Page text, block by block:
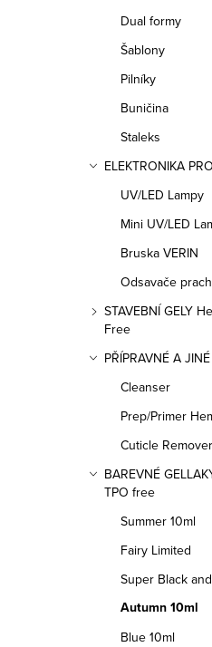
Dual formy
Šablony
Pilníky
Buničina
Staleks
ELEKTRONIKA
UV/LED Lampy
Mini UV/LED
Bruska VERIN
Odsavače
STAVEBNÍ GELY
Free
PŘÍPRAVNÉ A
Cleanser
Prep/Primer
Cuticle Remover
BAREVNÉ
TPO free
Summer 10ml
Fairy Limited
Super Black
Autumn 10ml
Blue 10ml